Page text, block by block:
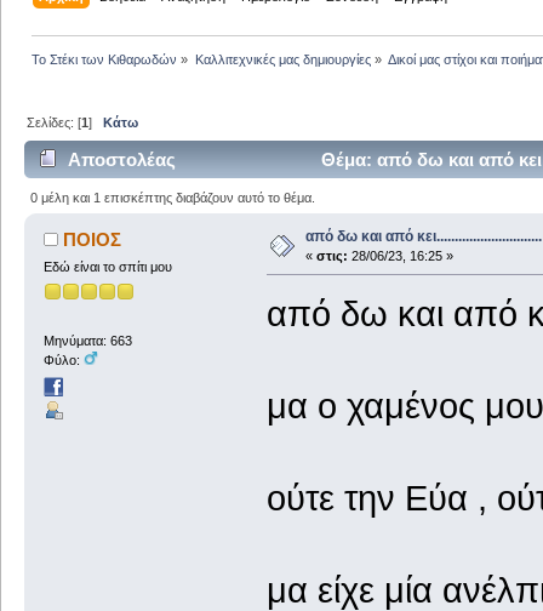
Το Στέκι των Κιθαρωδών » Καλλιτεχνικές μας δημιουργίες» Δικοί μας στίχοι και
Σελίδες: [1]Κάτω
Αποστολέας Θέμα: από δω και από
0 μέλη και 1 επισκέπτης διαβάζουν αυτό το θέμα.
ΠΟΙΟΣ
Εδώ είναι το σπίτι μου
Μηνύματα: 663
Φύλο:
από δω και από κει.............................
« στις: 28/06/23, 16:25 »
από δω και από
μα ο χαμένος
ούτε την Εύα ,
μα είχε μία